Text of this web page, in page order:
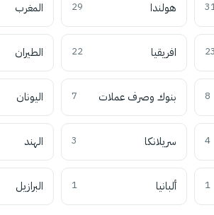
هولندا 29 المغرب
23 افريقيا 22 الطيران
8 بنوك وصرف عملات 7 اليونان
4 سريلانكا 3 الهند
1 ألبانيا 1 البرازيل